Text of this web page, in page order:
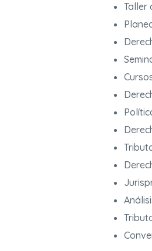
Taller